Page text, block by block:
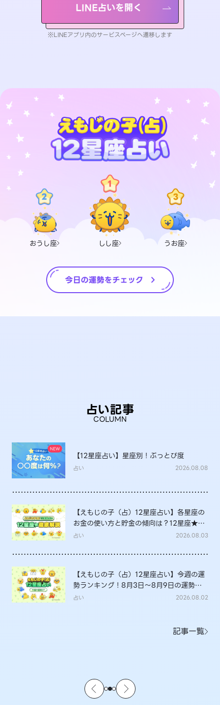
LINE占いを開く
※LINEアプリ内のサービスページへ遷移します
おうし座 しし座 うお座
占い記事
COLUMN
【12星座占い】星座別！ぶっとび度
占い 2026.08.08
【えもじの子（占）12星座占い】各星座の
お金の使い方と貯金の傾向は？12星座★徹
底解説
占い 2026.08.03
【えもじの子（占）12星座占い】今週の運
勢ランキング！8月3日～8月9日の運勢
は？
占い 2026.08.02
記事一覧